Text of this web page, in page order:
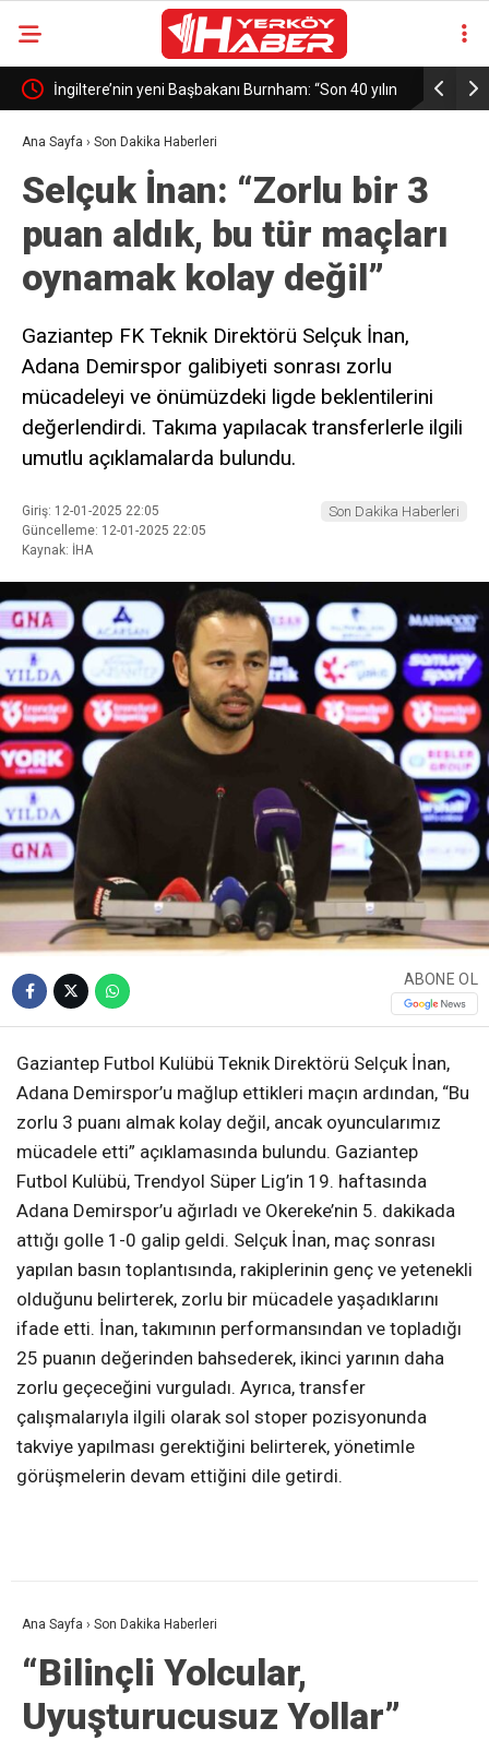
İngiltere’nin yeni Başbakanı Burnham: “Son 40 yılın
en büyük değişikliklerini hayata geçireceğiz”
Ana Sayfa › Son Dakika Haberleri
Selçuk İnan: “Zorlu bir 3
puan aldık, bu tür maçları
oynamak kolay değil”
Gaziantep FK Teknik Direktörü Selçuk İnan,
Adana Demirspor galibiyeti sonrası zorlu
mücadeleyi ve önümüzdeki ligde beklentilerini
değerlendirdi. Takıma yapılacak transferlerle ilgili
umutlu açıklamalarda bulundu.
Giriş: 12-01-2025 22:05
Güncelleme: 12-01-2025 22:05
Kaynak: İHA
Son Dakika Haberleri
ABONE OL
Gaziantep Futbol Kulübü Teknik Direktörü Selçuk İnan,
Adana Demirspor’u mağlup ettikleri maçın ardından, “Bu
zorlu 3 puanı almak kolay değil, ancak oyuncularımız
mücadele etti” açıklamasında bulundu. Gaziantep
Futbol Kulübü, Trendyol Süper Lig’in 19. haftasında
Adana Demirspor’u ağırladı ve Okereke’nin 5. dakikada
attığı golle 1-0 galip geldi. Selçuk İnan, maç sonrası
yapılan basın toplantısında, rakiplerinin genç ve yetenekli
olduğunu belirterek, zorlu bir mücadele yaşadıklarını
ifade etti. İnan, takımının performansından ve topladığı
25 puanın değerinden bahsederek, ikinci yarının daha
zorlu geçeceğini vurguladı. Ayrıca, transfer
çalışmalarıyla ilgili olarak sol stoper pozisyonunda
takviye yapılması gerektiğini belirterek, yönetimle
görüşmelerin devam ettiğini dile getirdi.
Ana Sayfa › Son Dakika Haberleri
“Bilinçli Yolcular,
Uyuşturucusuz Yollar”